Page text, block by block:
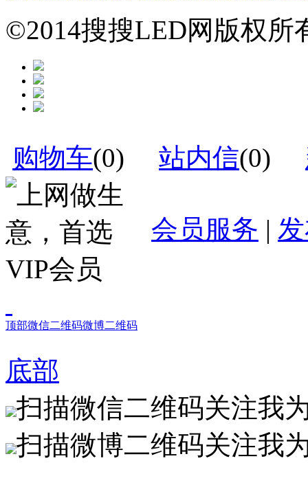
©2014搜搜LED网版权
购物车(0) 站内信(0)
会员服务 |
顶部微信二维码微博二维码
底部
扫描微信二维码关注我
扫描微博二维码关注我